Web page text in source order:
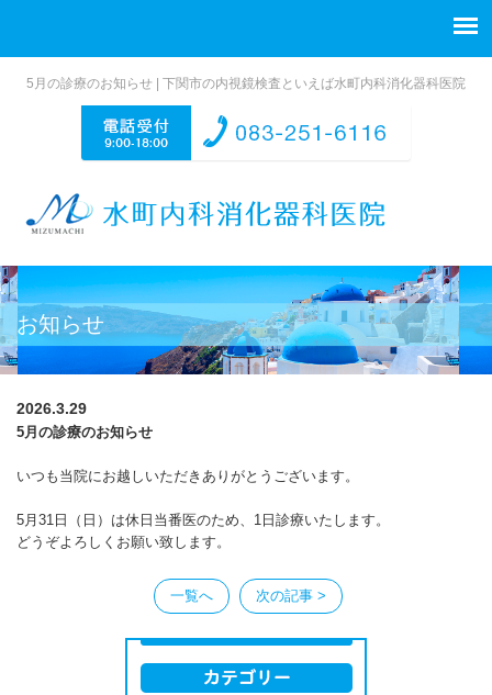
5月の診療のお知らせ | 下関市の内視鏡検査といえば水町内科消化器科医院
お知らせ
2026.3.29
5月の診療のお知らせ
いつも当院にお越しいただきありがとうございます。
5月31日（日）は休日当番医のため、1日診療いたします。
どうぞよろしくお願い致します。
一覧へ 次の記事 >